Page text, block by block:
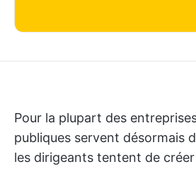
Pour la plupart des
publiques servent désormais
les dirigeants tentent de